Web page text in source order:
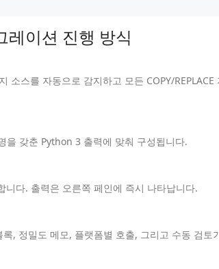
이션 진행 방식
스를 자동으로 감지하고 모든 COPY/REPLACE
갖춘 Python 3 출력에 맞춰 구성됩니다.
다. 출력은 오른쪽 페인에 즉시 나타납니다.
, 정밀도 메모, 플랫폼별 호출, 그리고 수동 검토